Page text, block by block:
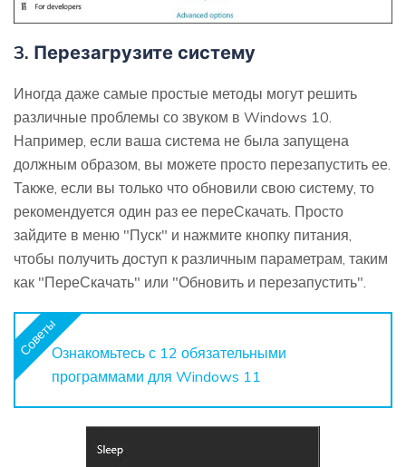
3. Перезагрузите систему
Иногда даже самые простые методы могут решить
различные проблемы со звуком в Windows 10.
Например, если ваша система не была запущена
должным образом, вы можете просто перезапустить ее.
Также, если вы только что обновили свою систему, то
рекомендуется один раз ее переСкачать. Просто
зайдите в меню "Пуск" и нажмите кнопку питания,
чтобы получить доступ к различным параметрам, таким
как "ПереСкачать" или "Обновить и перезапустить".
СоветыОзнакомьтесь с 12 обязательными
программами для Windows 11